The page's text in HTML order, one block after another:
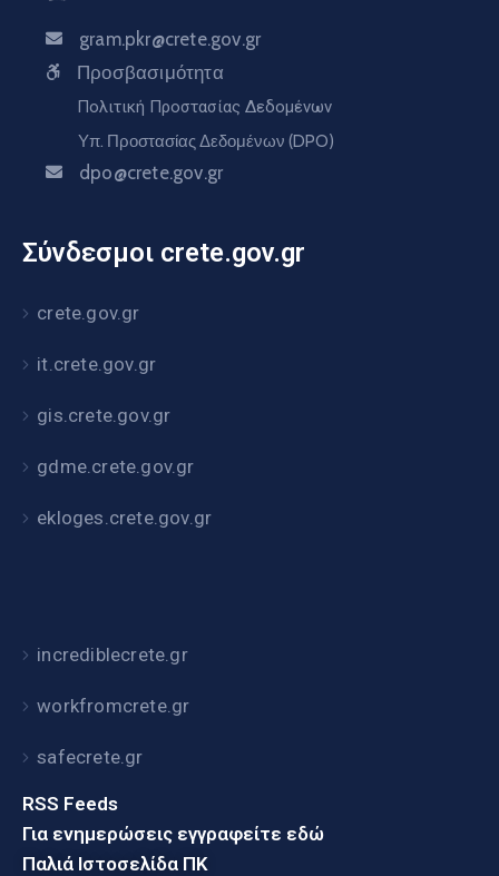
gram.pkr@crete.gov.gr
Προσβασιμότητα
Πολιτική Προστασίας Δεδομένων
Υπ. Προστασίας Δεδομένων (DPO)
dpo@crete.gov.gr
Σύνδεσμοι crete.gov.gr
crete.gov.gr
it.crete.gov.gr
gis.crete.gov.gr
gdme.crete.gov.gr
ekloges.crete.gov.gr
incrediblecrete.gr
workfromcrete.gr
safecrete.gr
RSS Feeds
Για ενημερώσεις εγγραφείτε εδώ
Παλιά Ιστοσελίδα ΠΚ